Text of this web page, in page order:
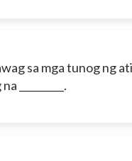
sa mga tunog ng
_________.